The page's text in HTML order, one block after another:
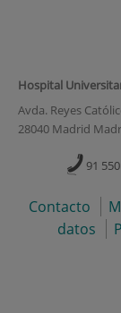
Hospital
Avda. Reyes
28040 Madrid
91
Contacto
datos